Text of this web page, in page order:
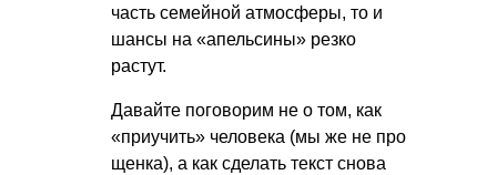
часть семейной атмосферы, то и
шансы на «апельсины» резко
растут.
Давайте поговорим не о том, как
«приучить» человека (мы же не про
щенка), а как сделать текст снова